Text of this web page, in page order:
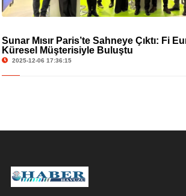
Sunar Mısır Paris’te Sahneye Çıktı: Fi
Küresel Müşterisiyle Buluştu
2025-12-06 17:36:15